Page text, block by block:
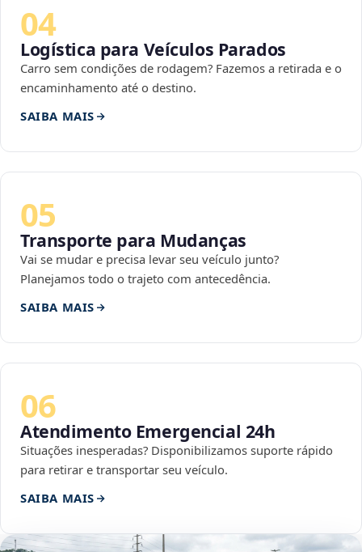
04
Logística para Veículos Parados
Carro sem condições de rodagem? Fazemos a retirada e o
encaminhamento até o destino.
SAIBA MAIS
05
Transporte para Mudanças
Vai se mudar e precisa levar seu veículo junto?
Planejamos todo o trajeto com antecedência.
SAIBA MAIS
06
Atendimento Emergencial 24h
Situações inesperadas? Disponibilizamos suporte rápido
para retirar e transportar seu veículo.
SAIBA MAIS